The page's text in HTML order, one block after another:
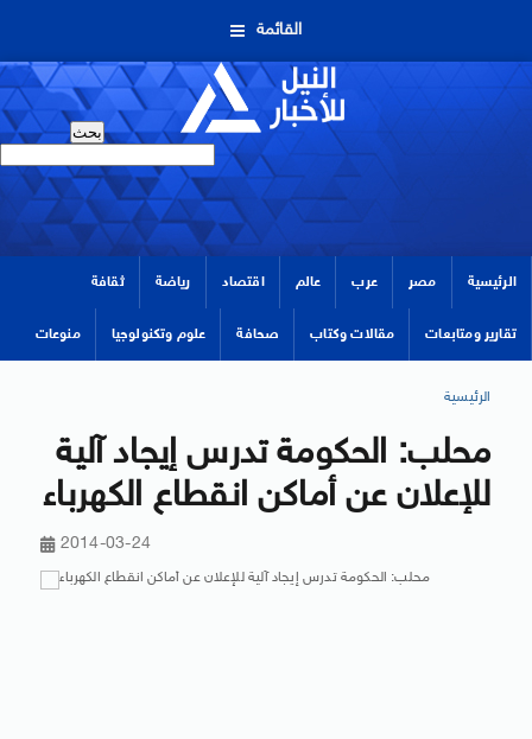
القائمة
الرئيسية مصر عرب عالم اقتصاد رياضة ثقافة
تقارير ومتابعات مقالات وكتاب صحافة علوم وتكنولوجيا منوعات
الرئيسية
محلب: الحكومة تدرس إيجاد آلية
للإعلان عن أماكن انقطاع الكهرباء
2014-03-24